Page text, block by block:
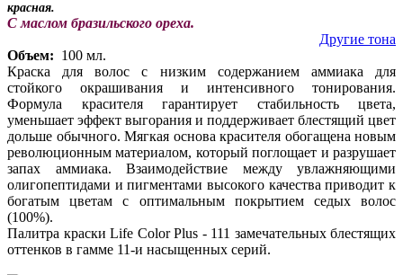
красная.
С маслом бразильского ореха.
Другие тона
Объем: 100 мл.
Краска для волос с низким содержанием аммиака для
стойкого окрашивания и интенсивного тонирования.
Формула красителя гарантирует стабильность цвета,
уменьшает эффект выгорания и поддерживает блестящий цвет
дольше обычного. Мягкая основа красителя обогащена новым
революционным материалом, который поглощает и разрушает
запах аммиака. Взаимодействие между увлажняющими
олигопептидами и пигментами высокого качества приводит к
богатым цветам с оптимальным покрытием седых волос
(100%).
Палитра краски Life Color Plus - 111 замечательных блестящих
оттенков в гамме 11-и насыщенных серий.